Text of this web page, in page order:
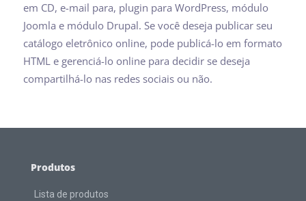
em CD, e-mail para, plugin para WordPress, módulo
Joomla e módulo Drupal. Se você deseja publicar seu
catálogo eletrônico online, pode publicá-lo em formato
HTML e gerenciá-lo online para decidir se deseja
compartilhá-lo nas redes sociais ou não.
Produtos
Lista de produtos